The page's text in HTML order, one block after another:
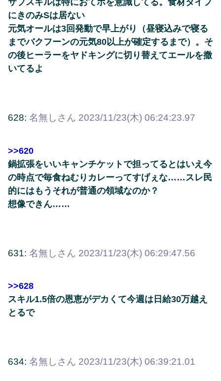
にきのみSは居ない
元気オールは3回発動で早上がり（昼寝込みで寝る
までバクフーンの元気80以上が確定するまで）。そ
の後ヒーラーをヤドキングに切り替えてエールを撒
いてるよ
628: 名無しさん 2023/11/23(木) 06:24:23.97
>>620
鍋拡張をいいキャンチケットで担ってるとはいえ今
の時点で毎食ねむりカレーってすげぇな……スレ民
的にはもうそれが普通の領域なのか？
想像できん……
631: 名無しさん 2023/11/23(木) 06:29:47.56
>>628
スキル1.5倍の恩恵がデカくて今週は日給30万越え
とるで
634: 名無しさん 2023/11/23(木) 06:39:21.01